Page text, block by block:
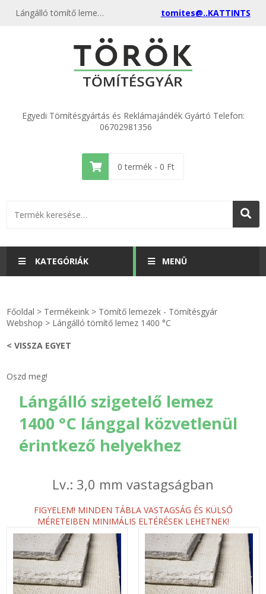
Lángálló tömítő lemez 1400 °C kazánok, tűzterek - akciós Tömítő lemezek gyártása, egyenest a Tömítésgyártól most itt nálunk rendelje meg, különböző anyagokból és méretekből kimagasló minőségben egyedi méret gyártása, Tesnit, Victr Reinz, Sigraflex grafit, tomites@..KATTINTS
Egyedi Tömítésgyártás és Reklámajándék Gyártó Telefon:
06702981356
0 termék - 0 Ft
KATEGÓRIÁK
KULCSTARTÓ - KULCSKARIKA
GÉPÉSZET-PÉBÉ-gáz - KÉSZLETEK
IPARI KARIMA TÖMÍTÉS
TÖMÍTŐ ZSINÓR - RAGASZTÓ
TEHER-ERŐGÉP-MOZDONY TÖMÍTÉS
MENÜ
videók
Rólunk
Egyedi gyártás
ÁSZF
Adatkezelés
Főoldal > Termékeink > Tömítő lemezek - Tömítésgyár
Webshop > Lángálló tömítő lemez 1400 °C
< VISSZA EGYET
Oszd meg!
Lángálló szigetelő lemez
1400 °C lánggal közvetlenül
érintkező helyekhez
Lv.: 3,0 mm vastagságban
FIGYELEM! MINDEN TÁBLA VASTAGSÁG ÉS KÜLSŐ
MÉRETEIBEN MINIMÁLIS ELTÉRÉSEK LEHETNEK!